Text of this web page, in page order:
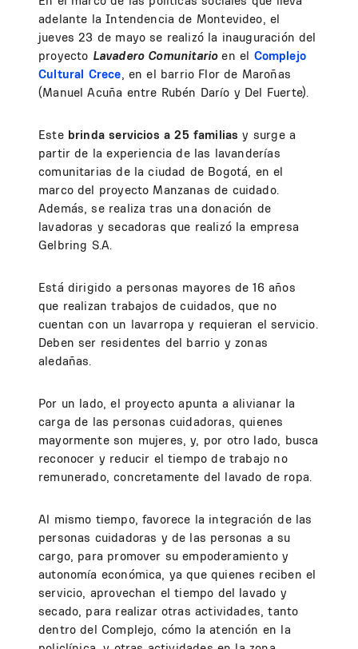
adelante la Intendencia de Montevideo, el
jueves 23 de mayo se realizó la inauguración del
proyecto Lavadero Comunitarioen el Complejo
Cultural Crece, en el barrio Flor de Maroñas
(Manuel Acuña entre Rubén Darío y Del Fuerte).
Este brinda servicios a 25 familias y surge a
partir de la experiencia de las lavanderías
comunitarias de la ciudad de Bogotá, en el
marco del proyecto Manzanas de cuidado.
Además, se realiza tras una donación de
lavadoras y secadoras que realizó la empresa
Gelbring S.A.
Está dirigido a personas mayores de 16 años
que realizan trabajos de cuidados, que no
cuentan con un lavarropa y requieran el servicio.
Deben ser residentes del barrio y zonas
aledañas.
Por un lado, el proyecto apunta a alivianar la
carga de las personas cuidadoras, quienes
mayormente son mujeres, y, por otro lado, busca
reconocer y reducir el tiempo de trabajo no
remunerado, concretamente del lavado de ropa.
Al mismo tiempo, favorece la integración de las
personas cuidadoras y de las personas a su
cargo, para promover su empoderamiento y
autonomía económica, ya que quienes reciben el
servicio, aprovechan el tiempo del lavado y
secado, para realizar otras actividades, tanto
dentro del Complejo, cómo la atención en la